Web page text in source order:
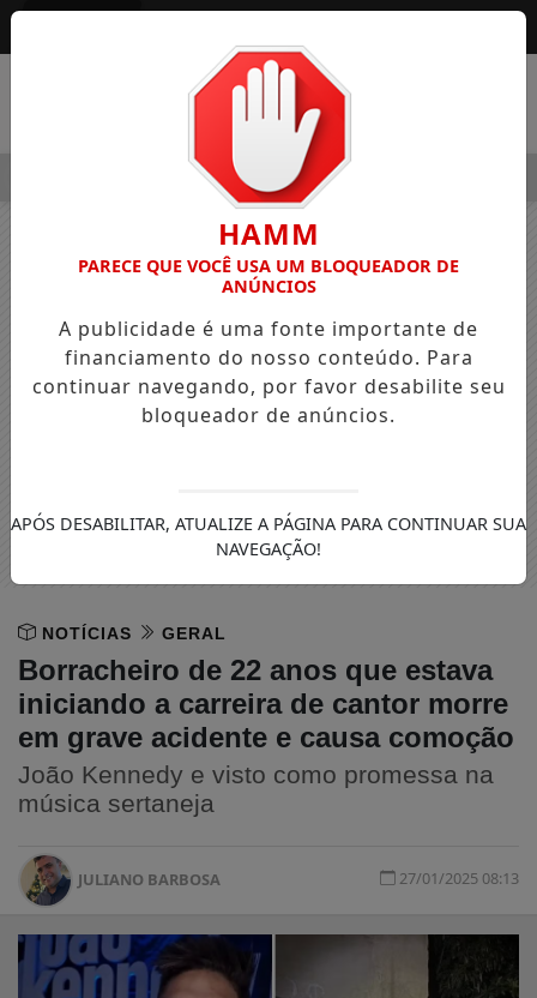
OSVALDO PEDRO DOS SANTOS, O “NEGUINHO DA
NOTÍCIAS GERAL
Borracheiro de 22 anos que estava
iniciando a carreira de cantor morre
em grave acidente e causa comoção
João Kennedy e visto como promessa na
música sertaneja
JULIANO BARBOSA 27/01/2025 08:13
HAMM
PARECE QUE VOCÊ USA UM BLOQUEADOR DE
ANÚNCIOS
A publicidade é uma fonte importante de
financiamento do nosso conteúdo. Para
continuar navegando, por favor desabilite seu
bloqueador de anúncios.
APÓS DESABILITAR, ATUALIZE A PÁGINA PARA CONTINUAR SUA
NAVEGAÇÃO!